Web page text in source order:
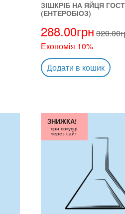
ЗІШКРІБ НА ЯЙЦЯ
(ЕНТЕРОБІОЗ)
288.00грн320.00
Економія 10%
Додати в кошик
ЗНИЖКА!
при покупці
через сайт